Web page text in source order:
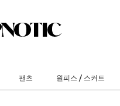
팬츠 원피스 / 스커트